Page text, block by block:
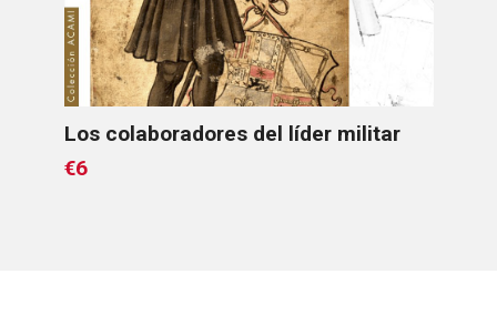
Los colaboradores del líder militar
€6